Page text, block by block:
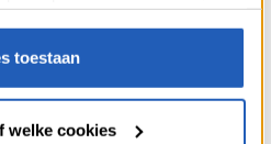
toestaan
welke cookies
TIPS DIVERSE